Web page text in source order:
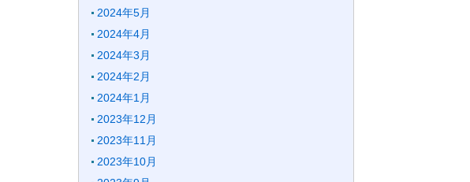
2024年5月
2024年4月
2024年3月
2024年2月
2024年1月
2023年12月
2023年11月
2023年10月